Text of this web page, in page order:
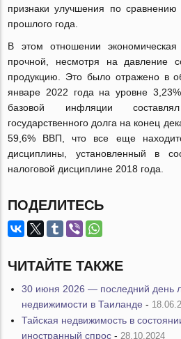
признаки улучшения по
прошлого года.
В этом отношении экономическая
прочной, несмотря на давление
продукцию. Это было отражено в
январе 2022 года на уровне
базовой инфляции
государственного долга на конец
59,6% ВВП, что все еще
дисциплины, установленный в
налоговой дисциплине 2018 года.
ПОДЕЛИТЕСЬ
ЧИТАЙТЕ ТАКЖЕ
30 июня 2026 — последний день
недвижимости в Таиланде -
Тайская недвижимость в
иностранный спрос - 28.10.2024